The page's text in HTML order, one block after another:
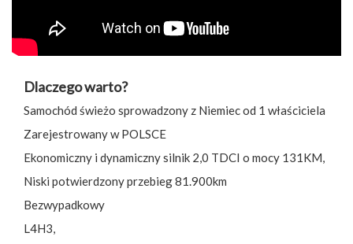
Dlaczego warto?
Samochód świeżo sprowadzony z Niemiec od 1 właściciela
Zarejestrowany w POLSCE
Ekonomiczny i dynamiczny silnik 2,0 TDCI o mocy 131KM,
Niski potwierdzony przebieg 81.900km
Bezwypadkowy
L4H3,